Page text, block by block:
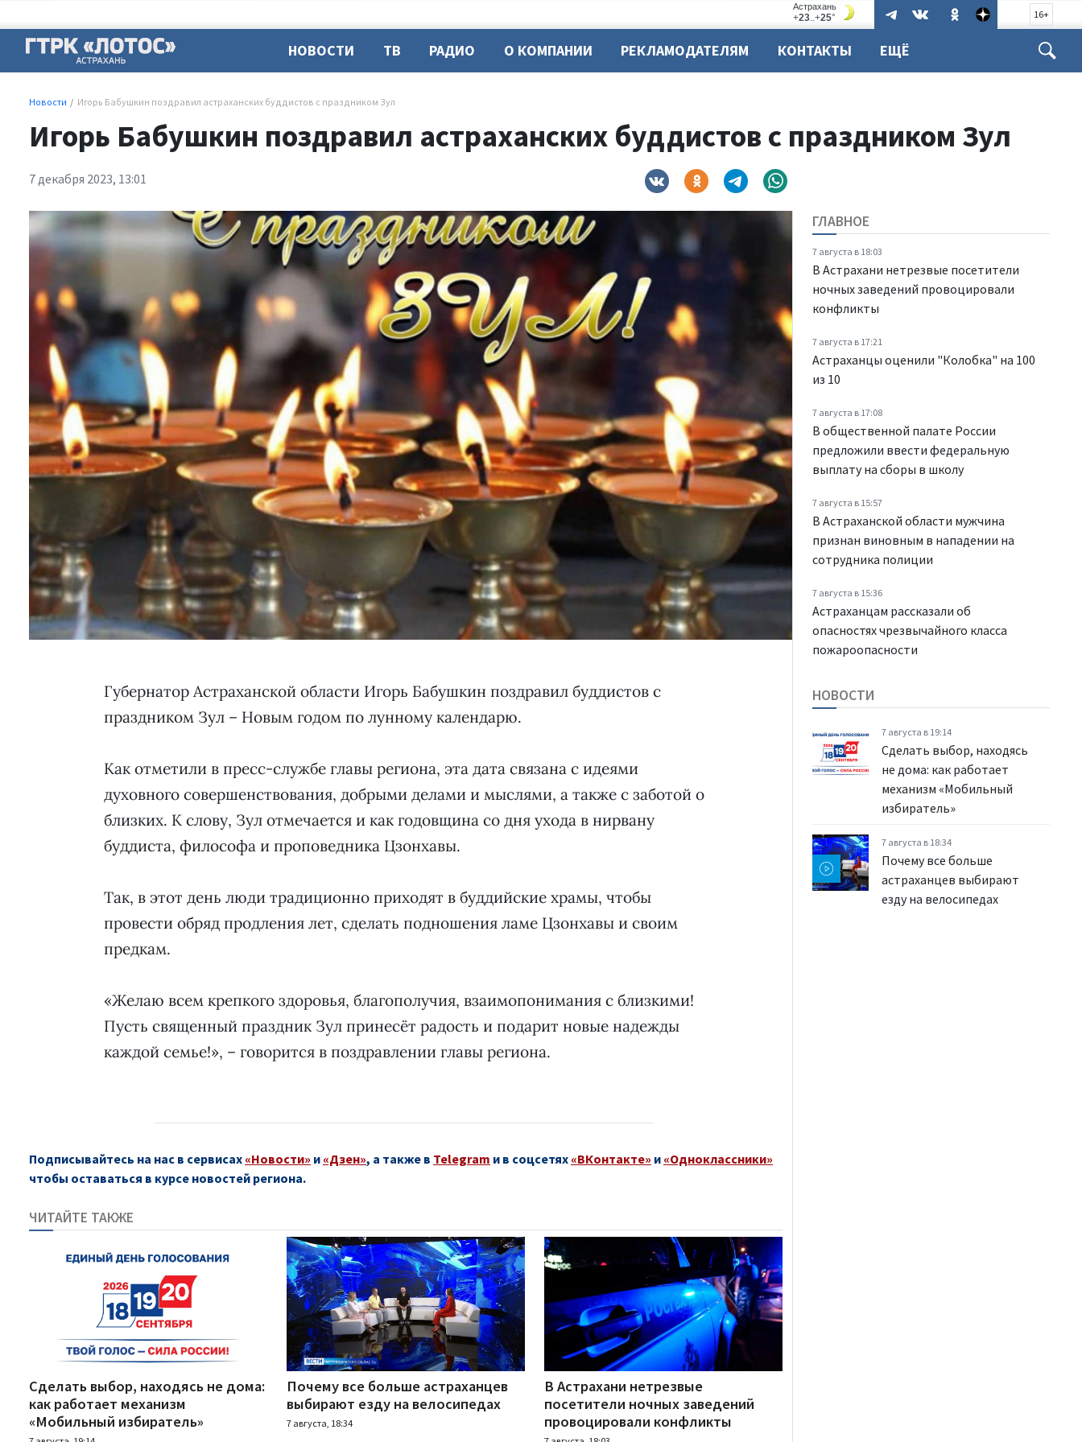
16+
НОВОСТИ ТВ РАДИО О КОМПАНИИ РЕКЛАМОДАТЕЛЯМ КОНТАКТЫ ЕЩЁ
Новости Игорь Бабушкин поздравил астраханских буддистов с праздником Зул
Игорь Бабушкин поздравил астраханских буддистов с праздником Зул
7 декабря 2023, 13:01
ГЛАВНОЕ
7 августа в 18:03
В Астрахани нетрезвые посетители
ночных заведений провоцировали
конфликты
7 августа в 17:21
Астраханцы оценили "Колобка" на 100
из 10
7 августа в 17:08
В общественной палате России
предложили ввести федеральную
выплату на сборы в школу
7 августа в 15:57
В Астраханской области мужчина
признан виновным в нападении на
сотрудника полиции
7 августа в 15:36
Астраханцам рассказали об
опасностях чрезвычайного класса
пожароопасности
Губернатор Астраханской области Игорь Бабушкин поздравил буддистов с
праздником Зул – Новым годом по лунному календарю.
Как отметили в пресс-службе главы региона, эта дата связана с идеями
духовного совершенствования, добрыми делами и мыслями, а также с заботой о
близких. К слову, Зул отмечается и как годовщина со дня ухода в нирвану
буддиста, философа и проповедника Цзонхавы.
Так, в этот день люди традиционно приходят в буддийские храмы, чтобы
провести обряд продления лет, сделать подношения ламе Цзонхавы и своим
предкам.
«Желаю всем крепкого здоровья, благополучия, взаимопонимания с близкими!
Пусть священный праздник Зул принесёт радость и подарит новые надежды
каждой семье!», – говорится в поздравлении главы региона.
Подписывайтесь на нас в сервисах «Новости» и «Дзен», а также в Telegram и в соцсетях «ВКонтакте» и «Одноклассники»
чтобы оставаться в курсе новостей региона.
ЧИТАЙТЕ ТАКЖЕ
Сделать выбор, находясь не дома:
как работает механизм
«Мобильный избиратель»
Почему все больше астраханцев
выбирают езду на велосипедах
7 августа, 18:34
В Астрахани нетрезвые
посетители ночных заведений
провоцировали конфликты
НОВОСТИ
7 августа в 19:14
Сделать выбор, находясь
не дома: как работает
механизм «Мобильный
избиратель»
7 августа в 18:34
Почему все больше
астраханцев выбирают
езду на велосипедах